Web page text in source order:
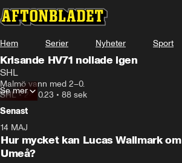
Hem Serier Nyheter Sport
Krisande HV71 nollade igen
SHL
Malmö vann med 2–0.
SHL•24.10.23 • 88 sek
Se mer
Senast
Plus
14 MAJ
Hur mycket kan Lucas Wallmark om
Umeå?